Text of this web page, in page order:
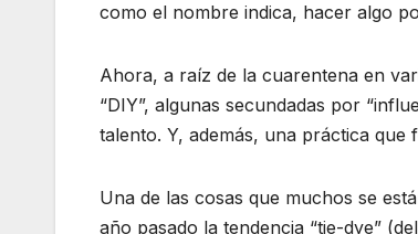
como el nombre indica, hacer algo
Ahora, a raíz de la cuarentena en
“DIY”, algunas secundadas por
talento. Y, además, una práctica
Una de las cosas que muchos se
año pasado la tendencia “tie-dye”